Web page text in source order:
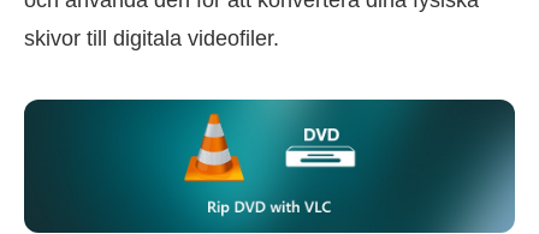
skivor till digitala videofiler.